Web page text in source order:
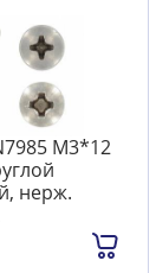
М3*12
нерж.